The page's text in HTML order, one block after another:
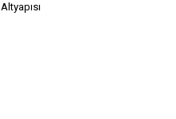
Altyapısı